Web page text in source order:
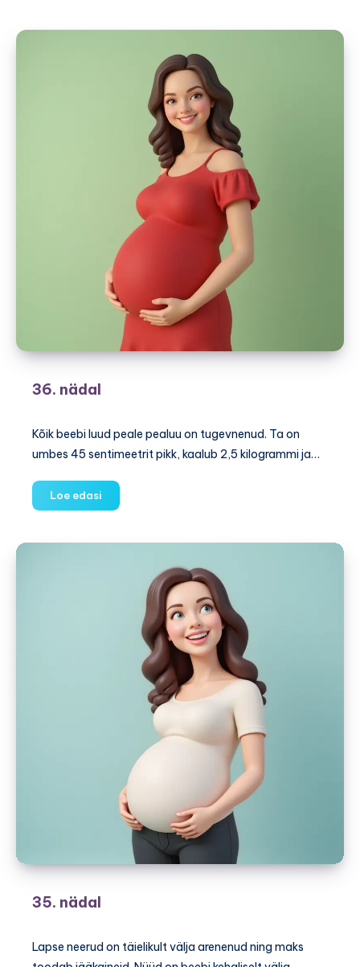
36. nädal
Kõik beebi luud peale pealuu on tugevnenud. Ta on
umbes 45 sentimeetrit pikk, kaalub 2,5 kilogrammi ja…
Loe edasi
nädal
35. nädal
Lapse neerud on täielikult välja arenenud ning maks